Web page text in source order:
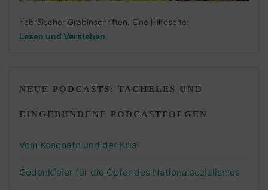
hebräischer Grabinschriften. Eine Hilfeseite:
Lesen und Verstehen
NEUE PODCASTS: TACHELES UND
EINGEBUNDENE PODCASTFOLGEN
Vom Koschatn und der Kria
Gedenkfeier für die Opfer des Nationalsozialismus